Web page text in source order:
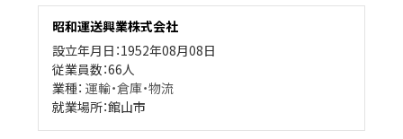
昭和運送興業株式会社
設立年月日：1952年08月08日
従業員数：66人
業種：運輸・倉庫・物流
就業場所：館山市